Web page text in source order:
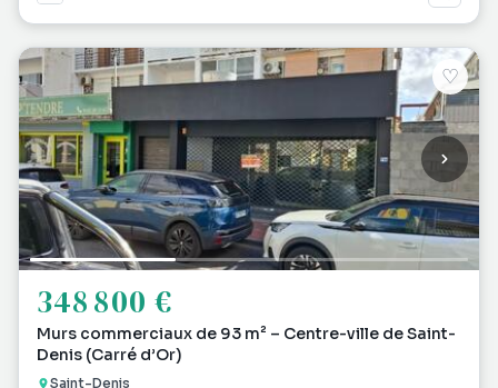
♡
348 800 €
Murs commerciaux de 93 m² – Centre-ville de Saint-
Denis (Carré d’Or)
Saint-Denis